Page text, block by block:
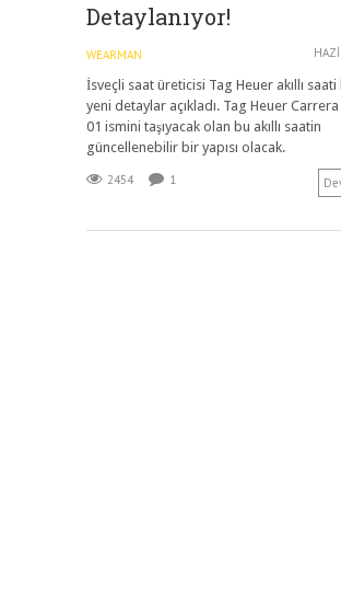
Detaylanıyor!
WEARMAN
İsveçli saat üreticisi Tag Heuer akıllı saati
yeni detaylar açıkladı. Tag Heuer
01 ismini taşıyacak olan bu akıllı saatin
güncellenebilir bir yapısı olacak.
2454 1